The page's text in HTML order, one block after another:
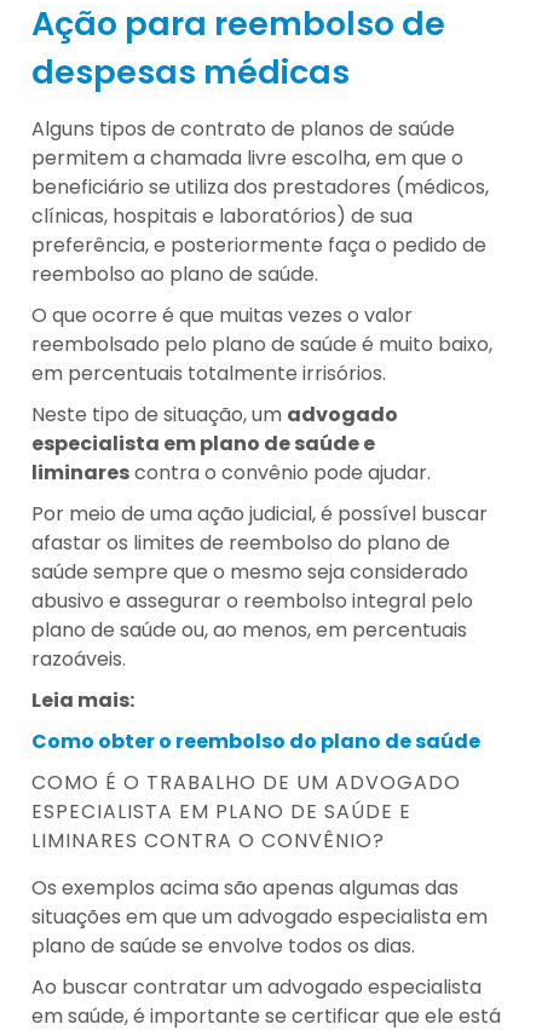
Ação para reembolso de
despesas médicas
Alguns tipos de contrato de planos de saúde
permitem a chamada livre escolha, em que o
beneficiário se utiliza dos prestadores (médicos,
clínicas, hospitais e laboratórios) de sua
preferência, e posteriormente faça o pedido de
reembolso ao plano de saúde.
O que ocorre é que muitas vezes o valor
reembolsado pelo plano de saúde é muito baixo,
em percentuais totalmente irrisórios.
Neste tipo de situação, um advogado
especialista em plano de saúde e
liminarescontra o convênio pode ajudar.
Por meio de uma ação judicial, é possível buscar
afastar os limites de reembolso do plano de
saúde sempre que o mesmo seja considerado
abusivo e assegurar o reembolso integral pelo
plano de saúde ou, ao menos, em percentuais
razoáveis.
Leia mais:
Como obter o reembolso do plano de saúde
COMO É O TRABALHO DE UM ADVOGADO
ESPECIALISTA EM PLANO DE SAÚDE E
LIMINARES CONTRA O CONVÊNIO?
Os exemplos acima são apenas algumas das
situações em que um advogado especialista em
plano de saúde se envolve todos os dias.
Ao buscar contratar um advogado especialista
em saúde, é importante se certificar que ele está